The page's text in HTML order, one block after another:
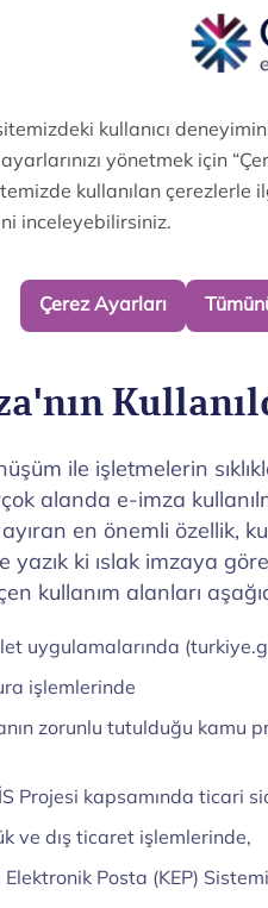
başvurunuza dair tüm
e-İmza
bilgilerini ve başvuru
Özellikle serbest
kamu personeli de
ile işletmelerin
alanda e-imza
en önemli özellik,
yazık ki ıslak imzaya göre
kullanım alanları
uygulamalarında
işlemlerinde
zorunlu tutulduğu kamu
Projesi kapsamında ticari
ve dış ticaret işlemlerinde,
Elektronik Posta (KEP)